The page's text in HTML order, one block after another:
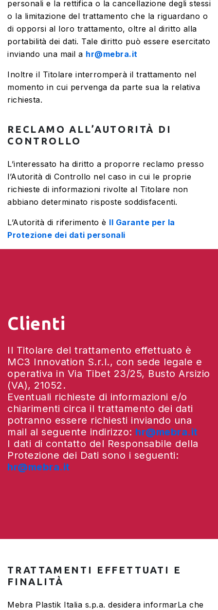
personali e la rettifica o la cancellazione degli stessi
o la limitazione del trattamento che la riguardano o
di opporsi al loro trattamento, oltre al diritto alla
portabilità dei dati. Tale diritto può essere esercitato
inviando una mail a hr@mebra.it
Inoltre il Titolare interromperà il trattamento nel
momento in cui pervenga da parte sua la relativa
richiesta.
RECLAMO ALL’AUTORITÀ DI
CONTROLLO
L’interessato ha diritto a proporre reclamo presso
l’Autorità di Controllo nel caso in cui le proprie
richieste di informazioni rivolte al Titolare non
abbiano determinato risposte soddisfacenti.
L’Autorità di riferimento è Il Garante per la
Protezione dei dati personali
Clienti
Il Titolare del trattamento effettuato è
MC3 Innovation S.r.l., con sede legale e
operativa in Via Tibet 23/25, Busto Arsizio
(VA), 21052.
Eventuali richieste di informazioni e/o
chiarimenti circa il trattamento dei dati
potranno essere richiesti inviando una
mail al seguente indirizzo: hr@mebra.it
I dati di contatto del Responsabile della
Protezione dei Dati sono i seguenti:
hr@mebra.it
TRATTAMENTI EFFETTUATI E
FINALITÀ
Mebra Plastik Italia s.p.a. desidera informarLa che